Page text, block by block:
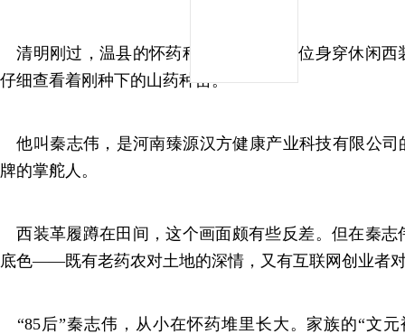
清明刚过，温县的怀药种植基地里，一位身穿休闲西
仔细查看着刚种下的山药种苗。
他叫秦志伟，是河南臻源汉方健康产业科技有限公司
牌的掌舵人。
西装革履蹲在田间，这个画面颇有些反差。但在秦志
底色——既有老药农对土地的深情，又有互联网创业者
“85后”秦志伟，从小在怀药堆里长大。家族的“文